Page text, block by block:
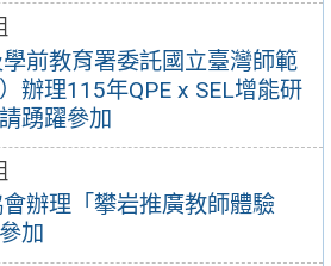
前教育署委託國立臺灣師範
辦理115年QPE x SEL增能研
踴躍參加
辦理「攀岩推廣教師體驗
加